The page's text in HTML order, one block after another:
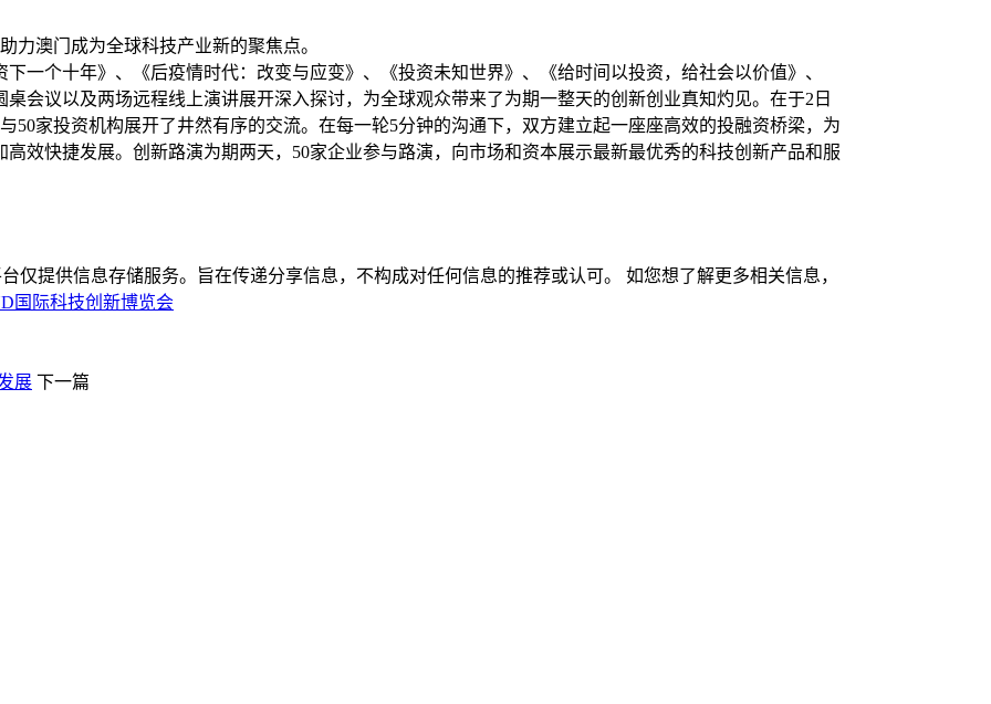
力澳门成为全球科技产业新的聚焦点。
一个十年》、《后疫情时代：改变与应变》、《投资未知世界》、《给时间以投资，给社会以价值》、
会议以及两场远程线上演讲展开深入探讨，为全球观众带来了为期一整天的创新创业真知灼见。在于2日
50家投资机构展开了井然有序的交流。在每一轮5分钟的沟通下，双方建立起一座座高效的投融资桥梁，为
效快捷发展。创新路演为期两天，50家企业参与路演，向市场和资本展示最新最优秀的科技创新产品和服
仅提供信息存储服务。旨在传递分享信息，不构成对任何信息的推荐或认可。 如您想了解更多相关信息，
国际科技创新博览会
展 下一篇